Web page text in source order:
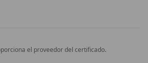
el proveedor del certificado.